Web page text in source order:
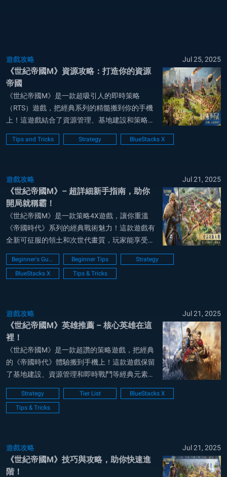
遊戲攻略 Jul 25, 2025
《世紀帝國M》資源攻略：打造你的資源
帝國
《世紀帝國M》是一款超吸引人的即時策略
（RTS）遊戲，把經典系列的精髓搬到你的手機
上！這遊戲結合了資源管理、基地建設和策略戰
爭，還帶點迷人的主題風格，玩家可以挑選自己
的文明，跨海拓展帝國。不管你是老鳥還是新
你打造...
Tips and Tricks Strategy BlueStacks X
遊戲攻略 Jul 21, 2025
《世紀帝國M》– 超詳細新手指南，助你
開局就稱霸！
《世紀帝國M》是一款策略4X遊戲，讓你重溫
《帝國時代》系列的經典戰術魅力！這款遊戲有
全新可征服的領土和次世代畫質，玩家能享受豐
富又直觀的即時操控。在這個新手指南中，我們
會深入探討遊戲機制，給你一些超實用的技巧，
幫你快速啟航，朝最強大的皇帝之路邁進！開搞
Beginner's Guide Beginner Tips
Strategy
BlueStacks X
Tips & Tricks
遊戲攻略 Jul 21, 2025
《世紀帝國M》英雄推薦 – 核心英雄在這
裡！
《世紀帝國M》是一款超讚的策略遊戲，把經典
的《帝國時代》體驗搬到手機上！這款遊戲保留
了基地建設、資源管理和即時戰鬥等經典元素，
同時針對手機玩家做了最佳化。組建完美隊伍的
一大挑戰，就是得從遊戲的英雄名單裡找出最強
的角色！這份排行榜就是要幫你解決這個問題，
Strategy Tier List
BlueStacks X
Tips & Tricks
遊戲攻略 Jul 21, 2025
《世紀帝國M》技巧與攻略，助你快速進
階！